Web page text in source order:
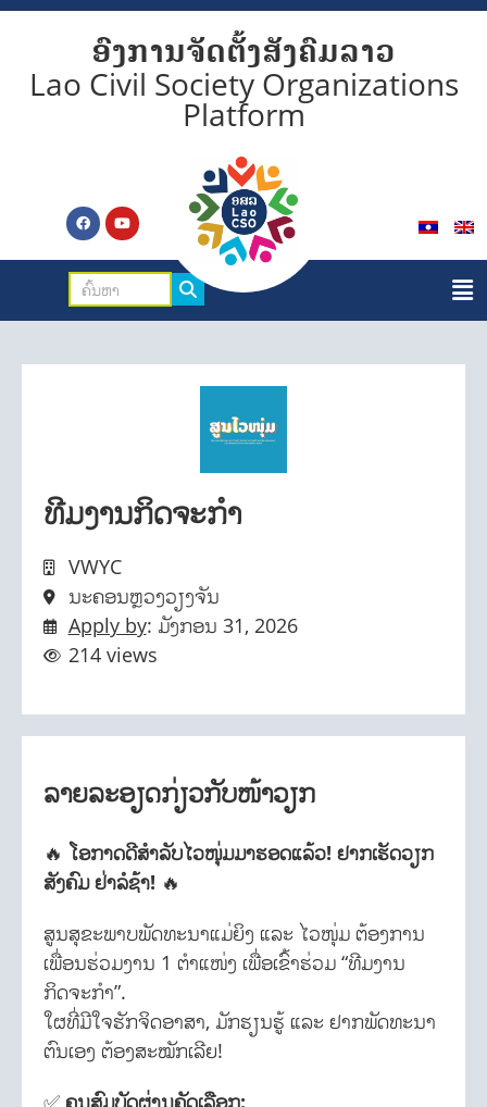
ອົງການຈັດຕັ້ງສັງຄົມລາວ
Lao Civil Society Organizations
Platform
ທີມງານກິດຈະກຳ
VWYC
ນະຄອນຫຼວງວຽງຈັນ
Apply by: ມັງກອນ 31, 2026
214 views
ລາຍລະອຽດກ່ຽວກັບໜ້າວຽກ
🔥 ໂອກາດດີສຳລັບໄວໜຸ່ມມາຮອດແລ້ວ! ຢາກເຮັດວຽກ
ສັງຄົມ ຢ່າລໍຊ້າ! 🔥
ສູນສຸຂະພາບພັດທະນາແມ່ຍິງ ແລະ ໄວໜຸ່ມ ຕ້ອງການ
ເພື່ອນຮ່ວມງານ 1 ຕຳແໜ່ງ ເພື່ອເຂົ້າຮ່ວມ “ທີມງານ
ກິດຈະກຳ”.
ໃຜທີ່ມີໃຈຮັກຈິດອາສາ, ມັກຮຽນຮູ້ ແລະ ຢາກພັດທະນາ
ຕົນເອງ ຕ້ອງສະໝັກເລີຍ!
✅ ຄຸນສົມບັດຜ່ານຄັດເລືອກ: